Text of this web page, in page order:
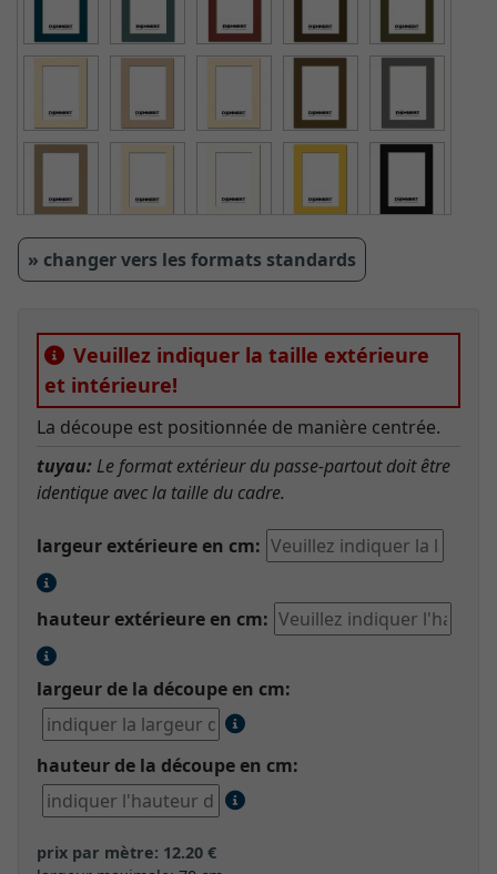
» changer vers les formats standards
Veuillez indiquer la taille extérieure
et intérieure!
La découpe est positionnée de manière centrée.
tuyau: Le format extérieur du passe-partout doit être
identique avec la taille du cadre.
largeur extérieure en cm:
hauteur extérieure en cm:
largeur de la découpe en cm:
hauteur de la découpe en cm:
prix par mètre: 12.20 €